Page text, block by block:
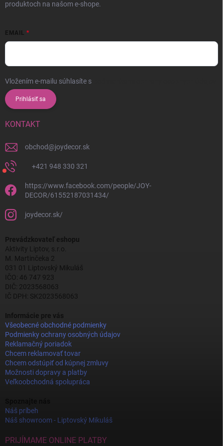
produktoch na našom e-shope.
EMAIL
Vložením e-mailu súhlasíte s
Prihlásiť sa
KONTAKT
obchod@joydecor.sk
+421 948 330 321
https://www.facebook.com/people/JOY-
DECOR/61552187031434/
joydecor.sk/
Prevádzkovateľ eshopu
Aktivity Liptov, s.r.o.
M. Martinčeka 2
031 01 Liptovský Mikuláš
IČO: 46 747 923
DIČ: 2023568063
IČ DPH: SK2023568063
Informácie pre vás
Všeobecné obchodné podmienky
Podmienky ochrany osobných údajov
Reklamačný poriadok
Chcem reklamovať tovar
Chcem odstúpiť od kúpnej zmluvy
Možnosti dopravy a platby
Veľkoobchodná spolupráca
Náš príbeh
Náš showroom - Liptovský Mikuláš
PRIJÍMAME ONLINE PLATBY